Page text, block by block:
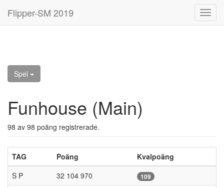
Flipper-SM 2019
Spel
Funhouse (Main)
98 av 98 poäng registrerade.
TAG Poäng
Kvalpoäng
S P
32 104 970 109